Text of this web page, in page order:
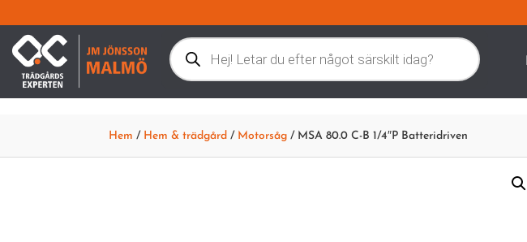
Products
search
Hem / Hem & trädgård / Motorsåg / MSA 80.0 C-B 1/4″P Batteridriven